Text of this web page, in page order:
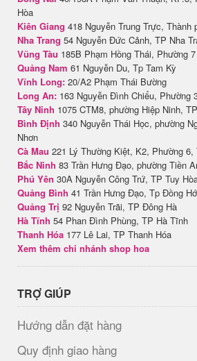
Hòa
Kiên Giang 418 Nguyễn Trung Trực, Thành
Nha Trang 54 Nguyễn Đức Cảnh, TP Nha
Vũng Tàu 185B Phạm Hồng Thái, Phường 7
Quảng Nam 61 Nguyễn Du, Tp Tam Kỳ
Vĩnh Long: 20/A2 Phạm Thái Bường
Long An: 163 Nguyễn Đình Chiểu, Phường
Tây Ninh 1075 CTM8, phường Hiệp Ninh,
Bình Định 340 Nguyễn Thái Học, phường
Nhơn
Cà Mau 221 Lý Thường Kiệt, K2, Phường 6,
Bắc Ninh 83 Trần Hưng Đạo, phường Tiền
Phú Yên 30A Nguyễn Công Trứ, TP Tuy
Quảng Bình 41 Trần Hưng Đạo, Tp Đồng
Quảng Trị 92 Nguyễn Trãi, TP Đông Hà
Hà Tĩnh 54 Phan Đình Phùng, TP Hà Tĩnh
Thanh Hóa 177 Lê Lai, TP Thanh Hóa
Xem thêm chi nhánh shop hoa
TRỢ GIÚP
Hướng dẫn đặt hàng
Quy định giao hàng